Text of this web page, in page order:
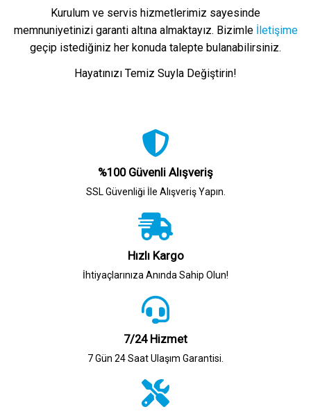
Kurulum ve servis hizmetlerimiz sayesinde
memnuniyetinizi garanti altına almaktayız. Bizimle İletişime
geçip istediğiniz her konuda talepte bulanabilirsiniz.
Hayatınızı Temiz Suyla Değiştirin!
%100 Güvenli Alışveriş
SSL Güvenliği İle Alışveriş Yapın.
Hızlı Kargo
İhtiyaçlarınıza Anında Sahip Olun!
7/24 Hizmet
7 Gün 24 Saat Ulaşım Garantisi.